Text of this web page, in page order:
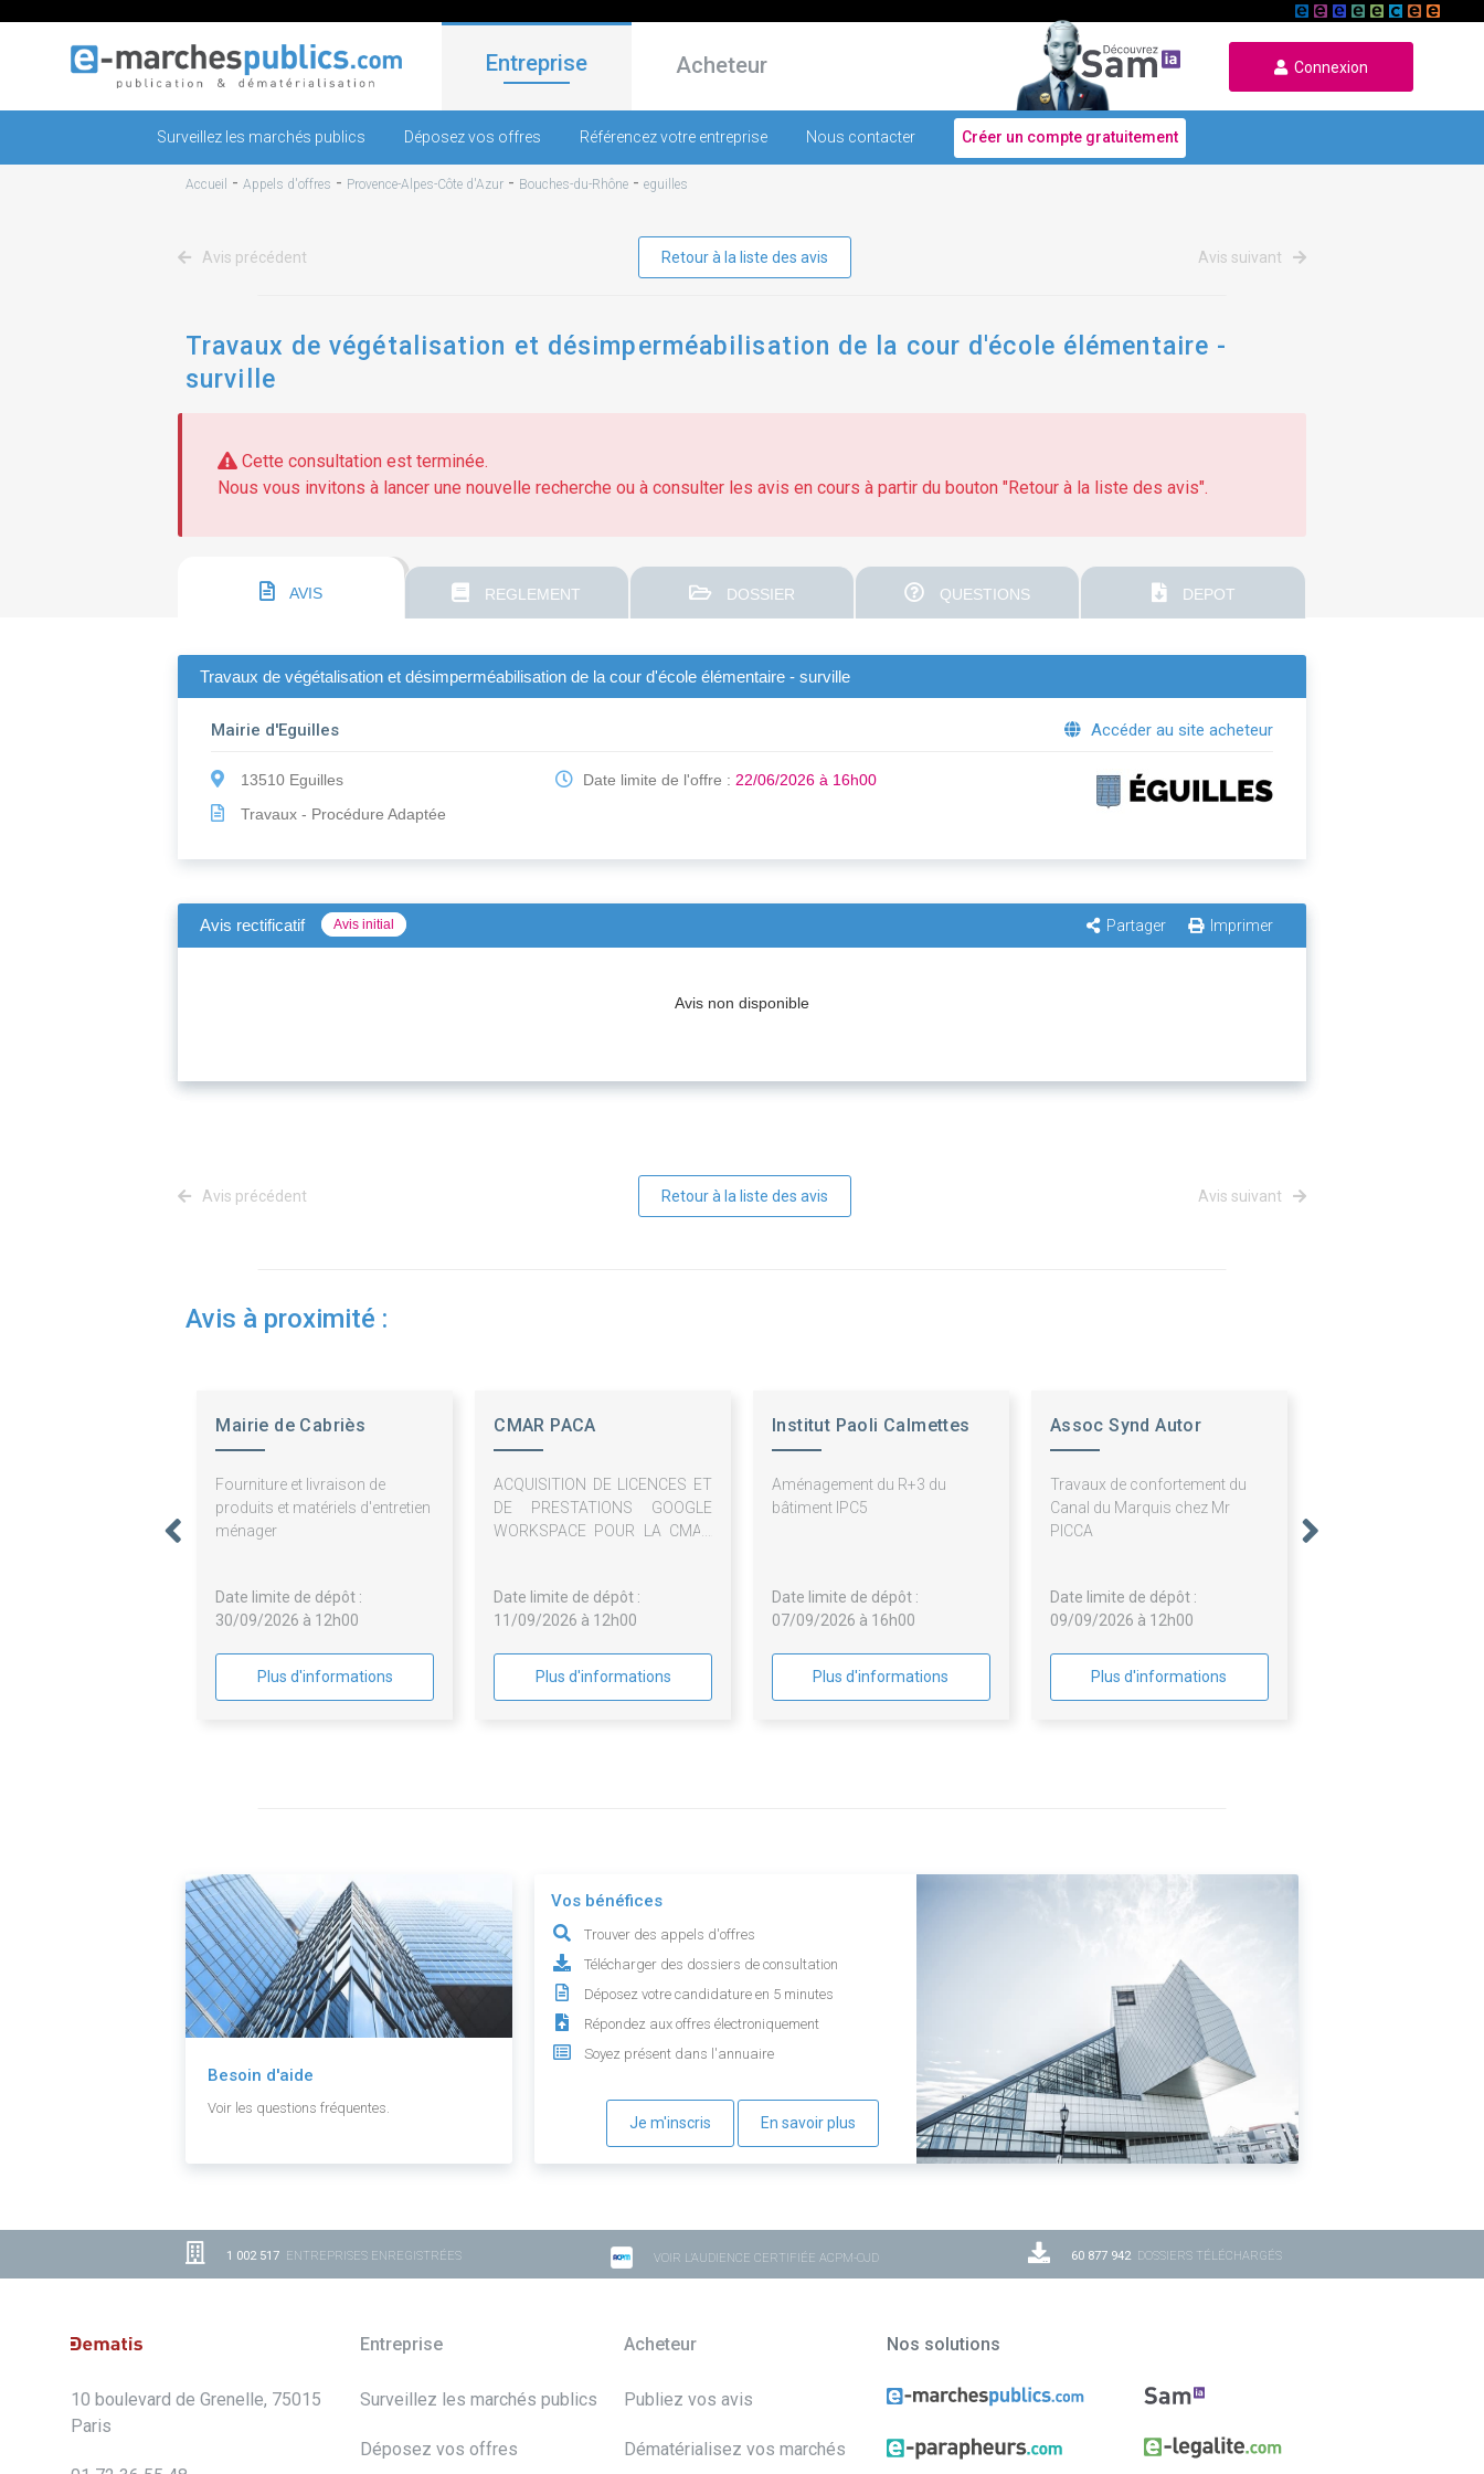
Entreprise Acheteur Connexion
Surveillez les marchés publics Déposez vos offres Référencez votre entreprise Nous contacter Créer un compte gratuitement
Accueil - Appels d'offres - Provence-Alpes-Côte d'Azur - Bouches-du-Rhône - eguilles
Avis précédent Retour à la liste des avis Avis suivant
Travaux de végétalisation et désimperméabilisation de la cour d'école élémentaire -
surville
Cette consultation est terminée.
Nous vous invitons à lancer une nouvelle recherche ou à consulter les avis en cours à partir du bouton "Retour à la liste des avis".
AVIS REGLEMENT DOSSIER QUESTIONS DEPOT
Travaux de végétalisation et désimperméabilisation de la cour d'école élémentaire - surville
Mairie d'Eguilles Accéder au site acheteur
13510 Eguilles
Travaux - Procédure Adaptée
Date limite de l'offre :22/06/2026 à 16h00
Avis rectificatif Avis initial Partager Imprimer
Avis non disponible
Avis précédent Retour à la liste des avis Avis suivant
Avis à proximité :
Mairie de Cabriès
Fourniture et livraison de
produits et matériels d'entretien
ménager
Date limite de dépôt :
30/09/2026 à 12h00
Plus d'informations
CMAR PACA
ACQUISITION DE LICENCES ET
DE PRESTATIONS GOOGLE
WORKSPACE POUR LA CMAR
Date limite de dépôt :
11/09/2026 à 12h00
Plus d'informations
Institut Paoli Calmettes
Aménagement du R+3 du
bâtiment IPC5
Date limite de dépôt :
07/09/2026 à 16h00
Plus d'informations
Assoc Synd Autor
Travaux de confortement du
Canal du Marquis chez Mr
PICCA
Date limite de dépôt :
09/09/2026 à 12h00
Plus d'informations
Besoin d'aide
Voir les questions fréquentes.
Vos bénéfices
Trouver des appels d'offres
Télécharger des dossiers de consultation
Déposez votre candidature en 5 minutes
Répondez aux offres électroniquement
Soyez présent dans l'annuaire
Je m'inscris En savoir plus
1 002 517 ENTREPRISES ENREGISTRÉES VOIR L'AUDIENCE CERTIFIÉE ACPM-OJD 60 877 942DOSSIERS TÉLÉCHARGÉS
10 boulevard de Grenelle, 75015
Paris
Entreprise
Surveillez les marchés publics
Déposez vos offres
Acheteur
Publiez vos avis
Dématérialisez vos marchés
Nos solutions